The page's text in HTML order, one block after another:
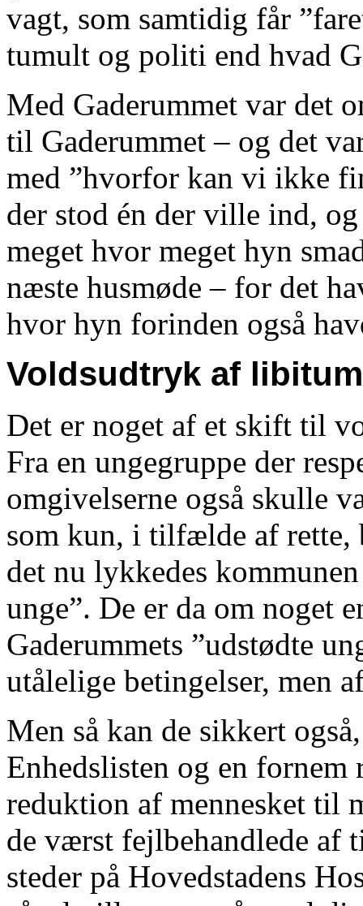
vagt, som samtidig får
tumult og politi end hvad
Med Gaderummet var det
til Gaderummet – og det
med ”hvorfor kan vi ikke
der stod én der ville ind,
meget hvor meget hyn
næste husmøde – for det
hvor hyn forinden også
Voldsudtryk af libitum
Det er noget af et skift til
Fra en ungegruppe der
omgivelserne også skulle
som kun, i tilfælde af
det nu lykkedes
unge”. De er da om noget
Gaderummets ”udstødte
utålelige betingelser, men
Men så kan de sikkert
Enhedslisten og en
reduktion af mennesket til
de værst fejlbehandlede af
steder på Hovedstadens